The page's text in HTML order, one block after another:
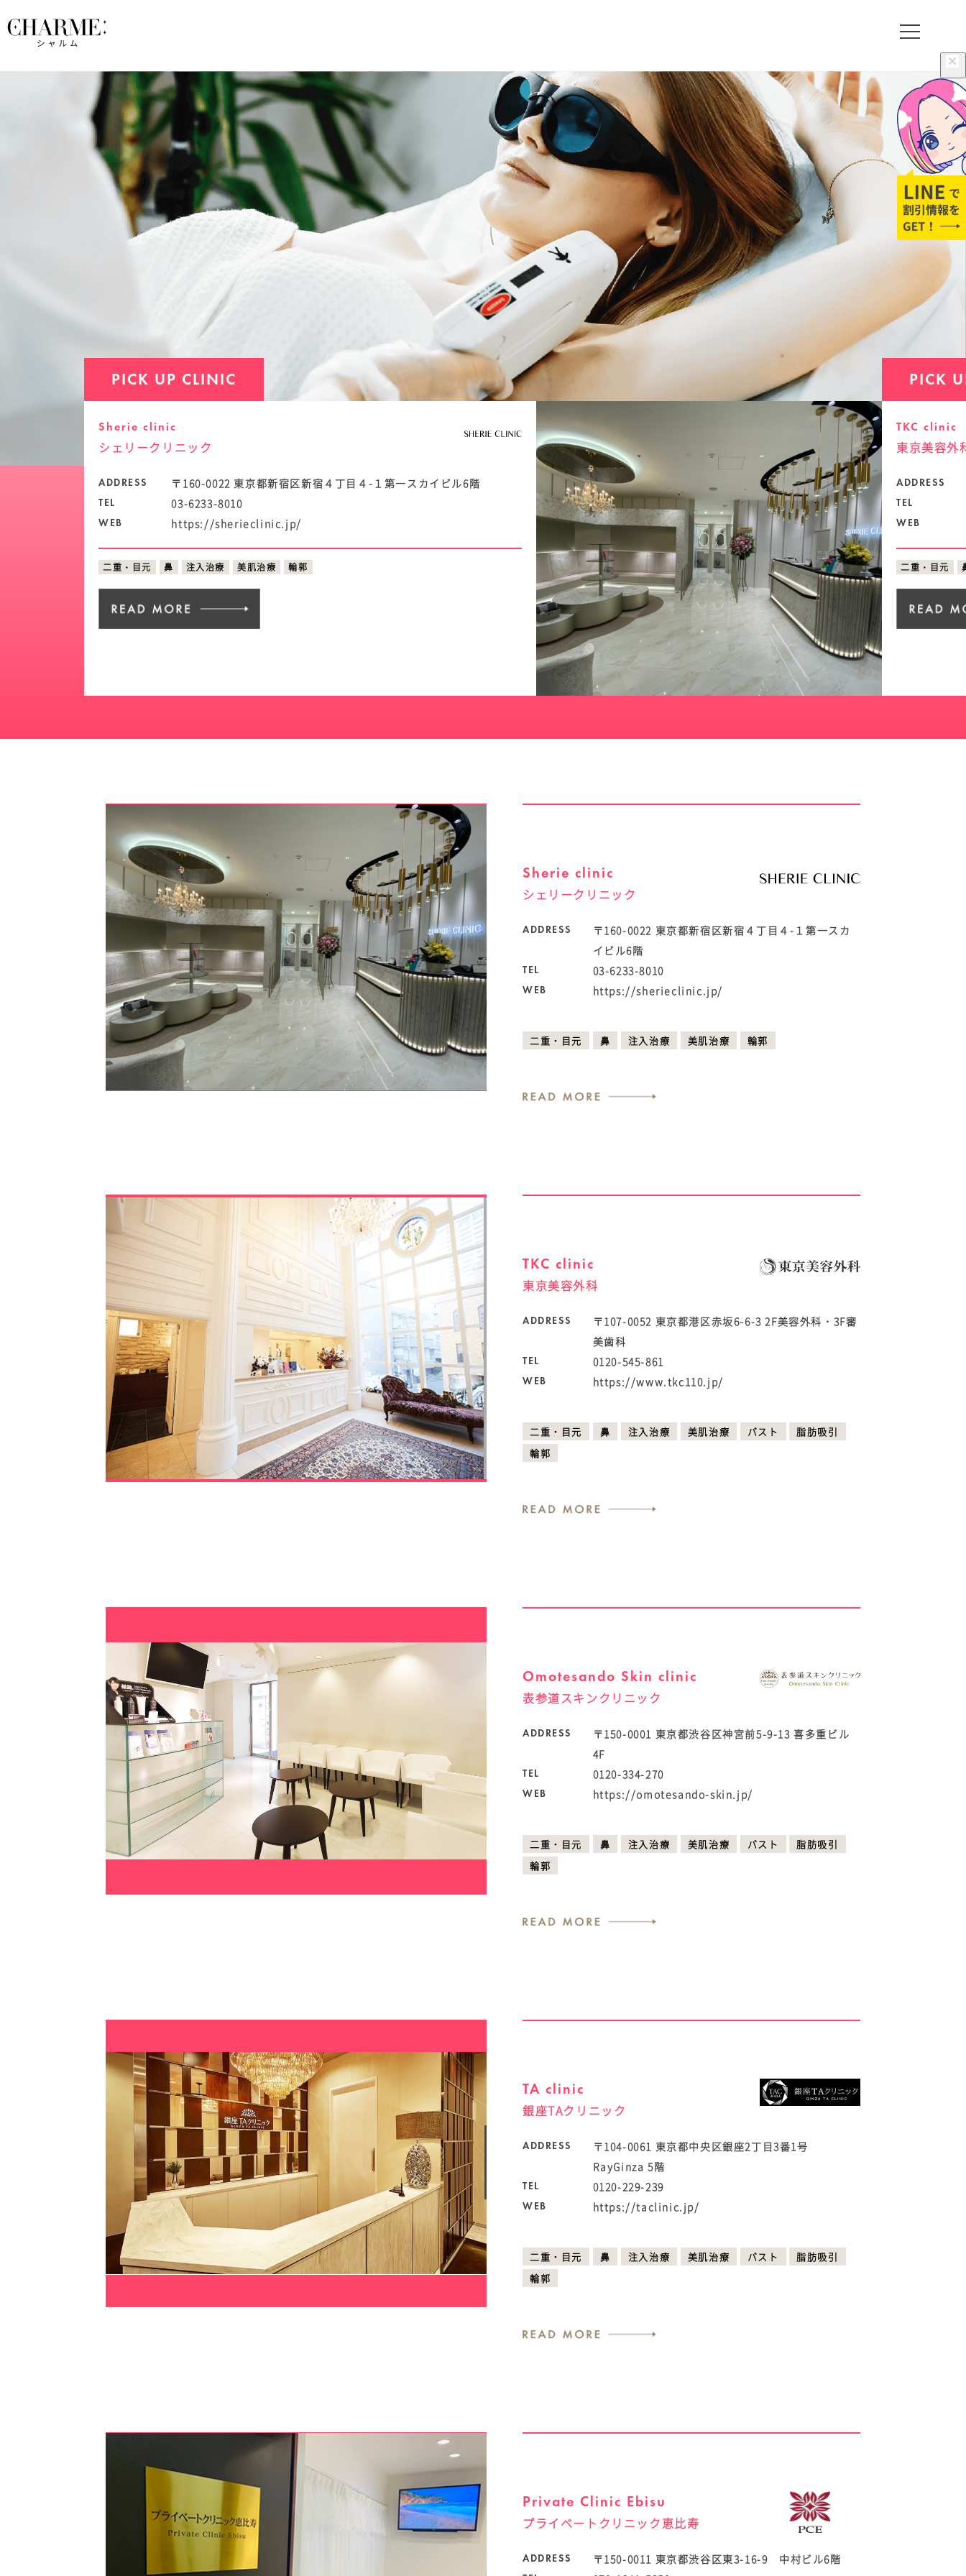
-医療脱毛-
PICK UP CLINIC
Sherie clinic
シェリークリニック
ADDRESS 〒160-0022 東京都新宿区新宿４丁目４-１第一スカイビル6階
TEL 03-6233-8010
WEB https://sherieclinic.jp/
二重・目元 鼻 注入治療 美肌治療 輪郭
PICK
TKC clinic
東京美容外
ADDRESS
TEL
WEB
二重・目元
Sherie clinic
シェリークリニック
ADDRESS
〒160-0022 東京都新宿区新宿４丁目４-１第一スカ
イビル6階
TEL 03-6233-8010
WEB https://sherieclinic.jp/
二重・目元 鼻 注入治療 美肌治療 輪郭
TKC clinic
東京美容外科
ADDRESS
〒107-0052 東京都港区赤坂6-6-3 2F美容外科・3F審
美歯科
TEL 0120-545-861
WEB https://www.tkc110.jp/
二重・目元 鼻 注入治療 美肌治療 バスト
脂肪吸引
輪郭
Omotesando Skin clinic
表参道スキンクリニック
ADDRESS
〒150-0001 東京都渋谷区神宮前5-9-13 喜多重ビル
4F
TEL 0120-334-270
WEB https://omotesando-skin.jp/
二重・目元 鼻 注入治療 美肌治療 バスト
脂肪吸引
輪郭
TA clinic
銀座TAクリニック
ADDRESS
〒104-0061 東京都中央区銀座2丁目3番1号
RayGinza 5階
TEL 0120-229-239
WEB https://taclinic.jp/
二重・目元 鼻 注入治療 美肌治療 バスト
脂肪吸引
輪郭
Private Clinic Ebisu
プライベートクリニック恵比寿
ADDRESS 〒150-0011 東京都渋谷区東3-16-9 中村ビル6階